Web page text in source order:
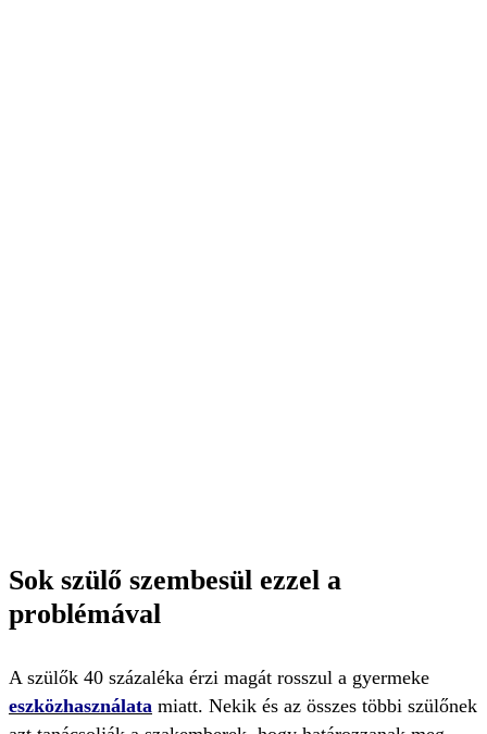
Sok szülő szembesül ezzel a
problémával
A szülők 40 százaléka érzi magát rosszul a gyermeke
eszközhasználata miatt. Nekik és az összes többi szülőnek